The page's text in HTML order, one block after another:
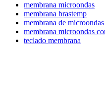
membrana microondas
membrana brastemp
membrana de microondas
membrana microondas
teclado membrana